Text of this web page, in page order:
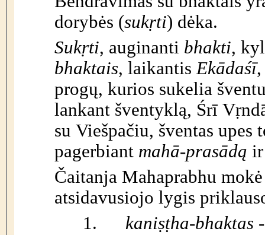
dorybės (sukṛti) dėka.
Sukṛti, auginanti bhakti,
bhaktais, laikantis Ekādaśī
progų, kurios sukelia
lankant šventyklą, Śrī
su Viešpačiu, šventas upes
pagerbiant mahā-prasādą
Čaitanja Mahaprabhu
atsidavusiojo lygis
1.
kaniṣṭha-bhaktas